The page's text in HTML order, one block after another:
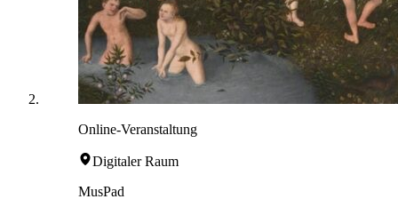
Online-Veranstaltung
Digitaler Raum
MusPad